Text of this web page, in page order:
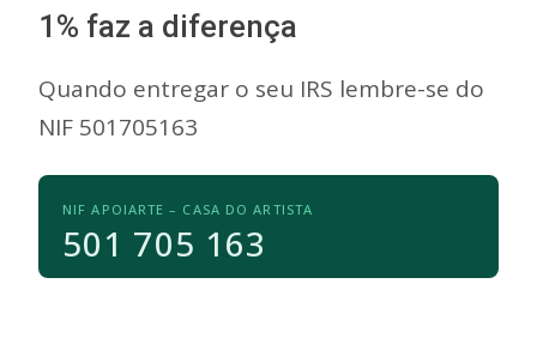
1% faz a diferença
Quando entregar o seu IRS lembre-se do
NIF 501705163
NIF APOIARTE – CASA DO ARTISTA
501 705 163